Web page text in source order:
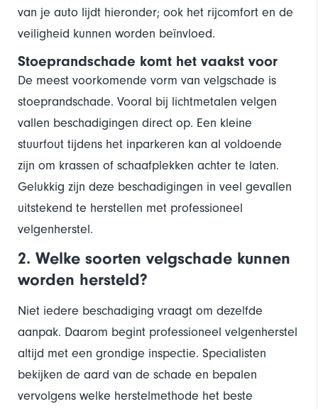
van je auto lijdt hieronder; ook het rijcomfort en de
veiligheid kunnen worden beïnvloed.
Stoeprandschade komt het vaakst voor
De meest voorkomende vorm van velgschade is
stoeprandschade. Vooral bij lichtmetalen velgen
vallen beschadigingen direct op. Een kleine
stuurfout tijdens het inparkeren kan al voldoende
zijn om krassen of schaafplekken achter te laten.
Gelukkig zijn deze beschadigingen in veel gevallen
uitstekend te herstellen met professioneel
velgenherstel.
2. Welke soorten velgschade kunnen
worden hersteld?
Niet iedere beschadiging vraagt om dezelfde
aanpak. Daarom begint professioneel velgenherstel
altijd met een grondige inspectie. Specialisten
bekijken de aard van de schade en bepalen
vervolgens welke herstelmethode het beste